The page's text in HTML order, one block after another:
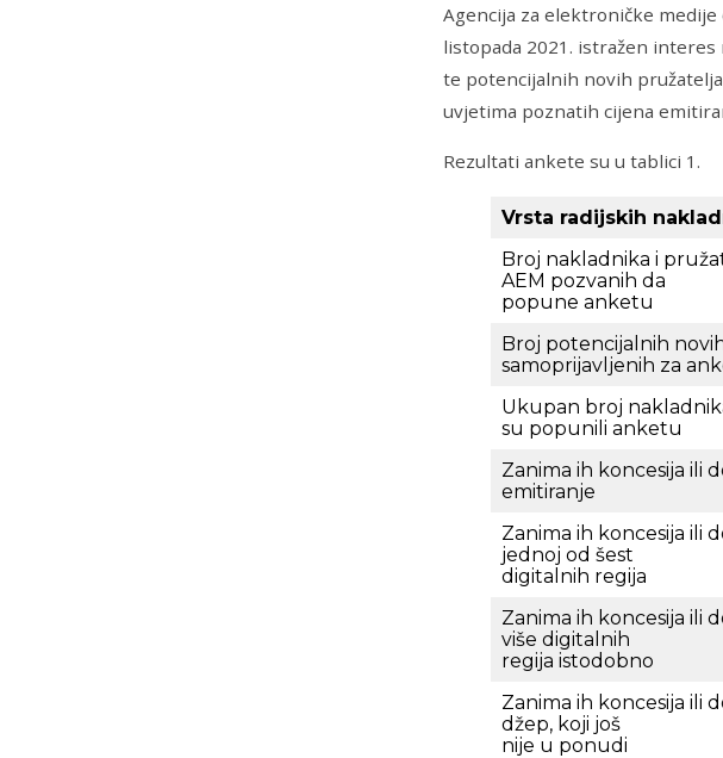
Agencija za elektroničke
listopada 2021. istražen
te potencijalnih novih
uvjetima poznatih cijena
Rezultati ankete su u tablici 1.
Vrsta radijskih
Broj nakladnika i
AEM pozvanih da
popune anketu
Broj potencijalnih
samoprijavljenih za
Ukupan broj
su popunili anketu
Zanima ih koncesija ili
emitiranje
Zanima ih koncesija ili
jednoj od šest
digitalnih regija
Zanima ih koncesija ili
više digitalnih
regija istodobno
Zanima ih koncesija ili
džep, koji još
nije u ponudi